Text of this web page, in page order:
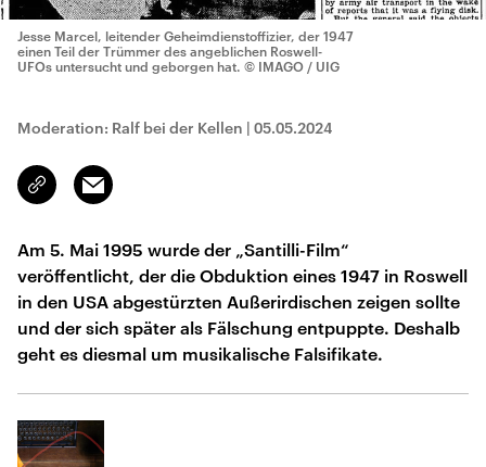
Jesse Marcel, leitender Geheimdienstoffizier, der 1947
einen Teil der Trümmer des angeblichen Roswell-
UFOs untersucht und geborgen hat. © IMAGO / UIG
Moderation: Ralf bei der Kellen | 05.05.2024
Link
kopieren/teilen
Email
Am 5. Mai 1995 wurde der „Santilli-Film“
veröffentlicht, der die Obduktion eines 1947 in Roswell
in den USA abgestürzten Außerirdischen zeigen sollte
und der sich später als Fälschung entpuppte. Deshalb
geht es diesmal um musikalische Falsifikate.